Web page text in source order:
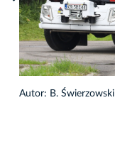
Autor: B. Świerzowski